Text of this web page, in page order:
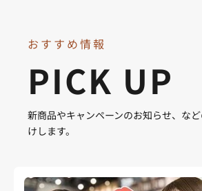
おすすめ情報
PICK UP
新商品やキャンペーンのお知らせ、な
けします。